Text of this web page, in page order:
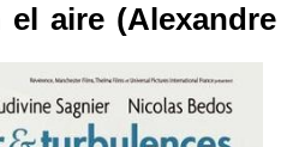
aire (Alexandre